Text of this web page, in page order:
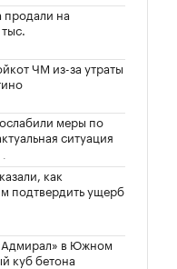
на
ЧМ из-за утраты
меры по
ситуация
как
подтвердить ущерб
в Южном
куб бетона